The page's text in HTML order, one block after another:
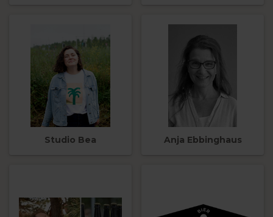
Studio Bea Anja Ebbinghaus